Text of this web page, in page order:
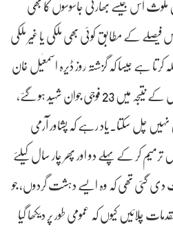
کے مطابق کوئی بھی ملکی یا غیر ملکی
ہے جیسا کہ گزشتہ روز ڈیرہ اسمعٰیل خان
میں ایک دہشت گرد حملہ کیا گیا، جس کے نتیجہ میں 23 فوجی جوان شہید ہو گئے،
چل سکتا۔یاد رہے کہ پشاور آرمی
کر کے پہلے دو اور پھر چار سال کیلئے
دی گئی تھی کہ وہ ایسے دہشت گردوں، جو
چلائیں کیوں کہ عمومی طور پر دیکھا گیا